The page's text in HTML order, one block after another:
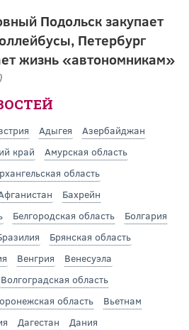
Подольск закупает
Петербург
жизнь «автономникам»
Адыгея
Азербайджан
край
Амурская область
область
Бахрейн
Белгородская область
Болгария
Брянская область
Венгрия
Венесуэла
Волгоградская область
область
Вьетнам
Дагестан
Дания